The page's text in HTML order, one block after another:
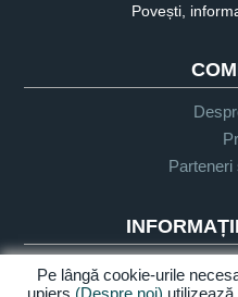
Povești,
Parteneri
Pe lângă cookie-urile
upjers (Despre noi)